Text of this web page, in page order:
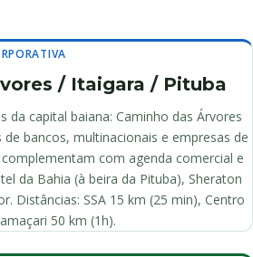
/ Itaigara / Pituba
da capital baiana: Caminho das Árvores
bancos, multinacionais e empresas de
com agenda comercial e
da Bahia (à beira da Pituba), Sheraton
Distâncias: SSA 15 km (25 min), Centro
50 km (1h).